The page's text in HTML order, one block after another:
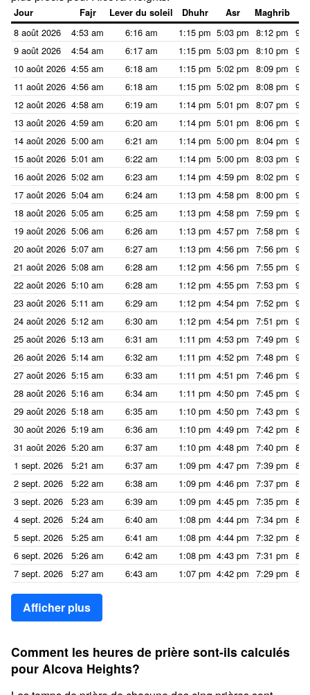
Jour Fajr Lever du soleil Dhuhr Asr Maghrib
8 août 2026 4:53 am 6:16 am 1:15 pm 5:03 pm 8:12 pm
9 août 2026
4:54 am 6:17 am 1:15 pm 5:03 pm 8:10 pm
10 août 2026 4:55 am 6:18 am 1:15 pm 5:02 pm 8:09 pm
11 août 2026 4:56 am 6:18 am 1:15 pm 5:02 pm 8:08 pm
12 août 2026 4:58 am 6:19 am 1:14 pm 5:01 pm 8:07 pm
13 août 2026 4:59 am 6:20 am 1:14 pm 5:01 pm 8:06 pm
14 août 2026 5:00 am 6:21 am 1:14 pm 5:00 pm 8:04 pm
15 août 2026 5:01 am 6:22 am 1:14 pm 5:00 pm 8:03 pm
16 août 2026 5:02 am 6:23 am 1:14 pm 4:59 pm 8:02 pm
17 août 2026 5:04 am 6:24 am 1:13 pm 4:58 pm 8:00 pm
18 août 2026 5:05 am 6:25 am 1:13 pm 4:58 pm 7:59 pm
19 août 2026 5:06 am 6:26 am 1:13 pm 4:57 pm 7:58 pm
20 août 2026 5:07 am 6:27 am 1:13 pm 4:56 pm 7:56 pm
21 août 2026 5:08 am 6:28 am 1:12 pm 4:56 pm 7:55 pm
22 août 2026 5:10 am 6:28 am 1:12 pm 4:55 pm 7:53 pm
23 août 2026 5:11 am 6:29 am 1:12 pm 4:54 pm 7:52 pm
24 août 2026 5:12 am 6:30 am 1:12 pm 4:54 pm 7:51 pm
25 août 2026 5:13 am 6:31 am 1:11 pm 4:53 pm 7:49 pm
26 août 2026 5:14 am 6:32 am 1:11 pm 4:52 pm 7:48 pm
27 août 2026 5:15 am 6:33 am 1:11 pm 4:51 pm 7:46 pm
28 août 2026 5:16 am 6:34 am 1:11 pm 4:50 pm 7:45 pm
29 août 2026 5:18 am 6:35 am 1:10 pm 4:50 pm 7:43 pm
30 août 2026 5:19 am 6:36 am 1:10 pm 4:49 pm 7:42 pm
31 août 2026 5:20 am 6:37 am 1:10 pm 4:48 pm 7:40 pm
1 sept. 2026
5:21 am 6:37 am 1:09 pm 4:47 pm 7:39 pm
2 sept. 2026
5:22 am 6:38 am 1:09 pm 4:46 pm 7:37 pm
3 sept. 2026
5:23 am 6:39 am 1:09 pm 4:45 pm 7:35 pm
4 sept. 2026
5:24 am 6:40 am 1:08 pm 4:44 pm 7:34 pm
5 sept. 2026
5:25 am 6:41 am 1:08 pm 4:44 pm 7:32 pm
6 sept. 2026
5:26 am 6:42 am 1:08 pm 4:43 pm 7:31 pm
7 sept. 2026
5:27 am 6:43 am 1:07 pm 4:42 pm 7:29 pm
Afficher plus
Comment les heures de prière sont-ils calculés
pour Alcova Heights?